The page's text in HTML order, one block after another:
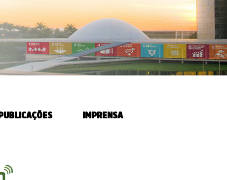
PUBLICAÇÕES IMPRENSA